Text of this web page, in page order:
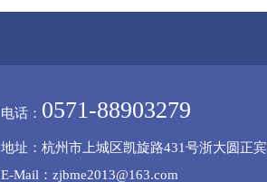
电话： 0571-88903279
地址：杭州市上城区凯旋路431号浙大圆正
E-Mail：zjbme2013@163.com